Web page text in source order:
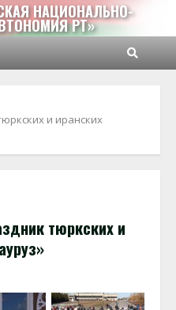
НАЦИОНАЛЬНО-
РТ»
и иранских
тюркских и